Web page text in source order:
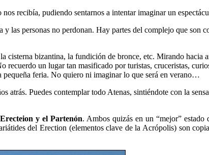
recibía, pudiendo sentarnos a intentar imaginar un
personas no perdonan. Hay partes del complejo que son
cisterna bizantina, la fundición de bronce, etc. Mirando hacia
recuerdo un lugar tan masificado por turistas, cruceristas,
pequeña feria. No quiero ni imaginar lo que será en verano…
atrás. Puedes contemplar todo Atenas, sintiéndote con la
y el Partenón. Ambos quizás en un “mejor” estado
del Erection (elementos clave de la Acrópolis) son